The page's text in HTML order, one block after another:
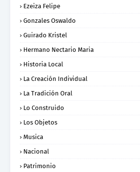
Ezeiza Felipe
Gonzales Oswaldo
Guirado Kristel
Hermano Nectario Maria
Historia Local
La Creación Individual
La Tradición Oral
Lo Construido
Los Objetos
Musica
Nacional
Patrimonio